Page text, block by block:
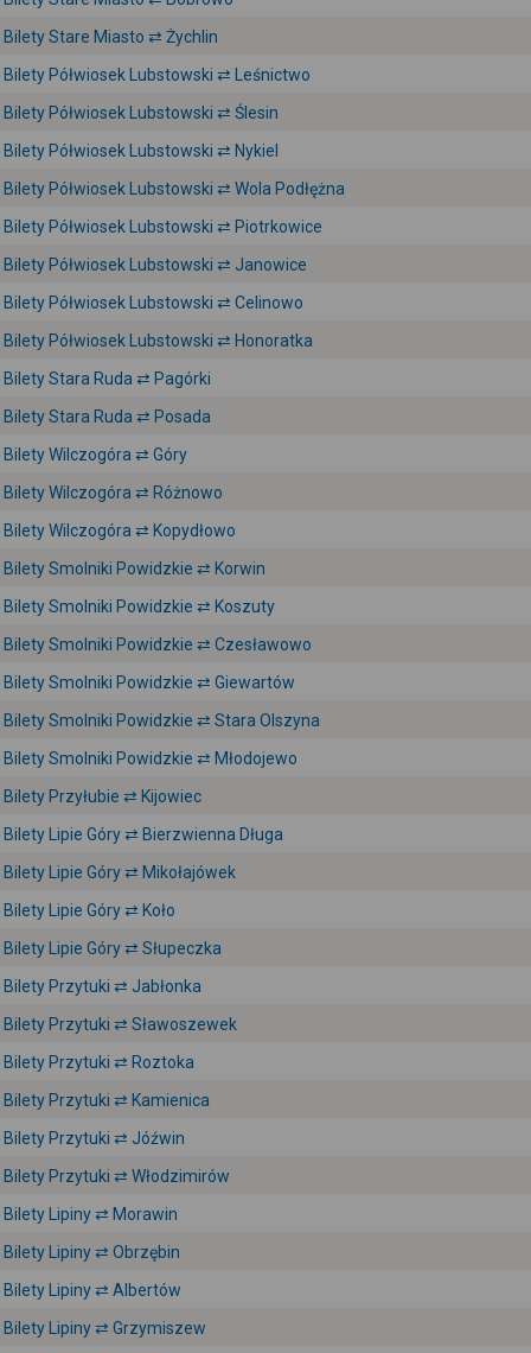
Bilety Stare Miasto ⇄ Żychlin
Bilety Półwiosek Lubstowski ⇄ Leśnictwo
Bilety Półwiosek Lubstowski ⇄ Ślesin
Bilety Półwiosek Lubstowski ⇄ Nykiel
Bilety Półwiosek Lubstowski ⇄ Wola Podłężna
Bilety Półwiosek Lubstowski ⇄ Piotrkowice
Bilety Półwiosek Lubstowski ⇄ Janowice
Bilety Półwiosek Lubstowski ⇄ Celinowo
Bilety Półwiosek Lubstowski ⇄ Honoratka
Bilety Stara Ruda ⇄ Pagórki
Bilety Stara Ruda ⇄ Posada
Bilety Wilczogóra ⇄ Góry
Bilety Wilczogóra ⇄ Różnowo
Bilety Wilczogóra ⇄ Kopydłowo
Bilety Smolniki Powidzkie ⇄ Korwin
Bilety Smolniki Powidzkie ⇄ Koszuty
Bilety Smolniki Powidzkie ⇄ Czesławowo
Bilety Smolniki Powidzkie ⇄ Giewartów
Bilety Smolniki Powidzkie ⇄ Stara Olszyna
Bilety Smolniki Powidzkie ⇄ Młodojewo
Bilety Przyłubie ⇄ Kijowiec
Bilety Lipie Góry ⇄ Bierzwienna Długa
Bilety Lipie Góry ⇄ Mikołajówek
Bilety Lipie Góry ⇄ Koło
Bilety Lipie Góry ⇄ Słupeczka
Bilety Przytuki ⇄ Jabłonka
Bilety Przytuki ⇄ Sławoszewek
Bilety Przytuki ⇄ Roztoka
Bilety Przytuki ⇄ Kamienica
Bilety Przytuki ⇄ Jóźwin
Bilety Przytuki ⇄ Włodzimirów
Bilety Lipiny ⇄ Morawin
Bilety Lipiny ⇄ Obrzębin
Bilety Lipiny ⇄ Albertów
Bilety Lipiny ⇄ Grzymiszew